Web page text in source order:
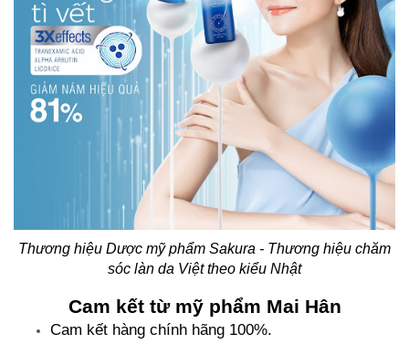
Thương hiệu Dược mỹ phẩm Sakura - Thương hiệu chăm
sóc làn da Việt theo kiểu Nhật
Cam kết từ mỹ phẩm Mai Hân
Cam kết hàng chính hãng 100%.